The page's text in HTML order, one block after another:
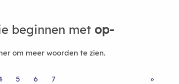
beginnen met op-
om meer woorden te zien.
5 6 7 »